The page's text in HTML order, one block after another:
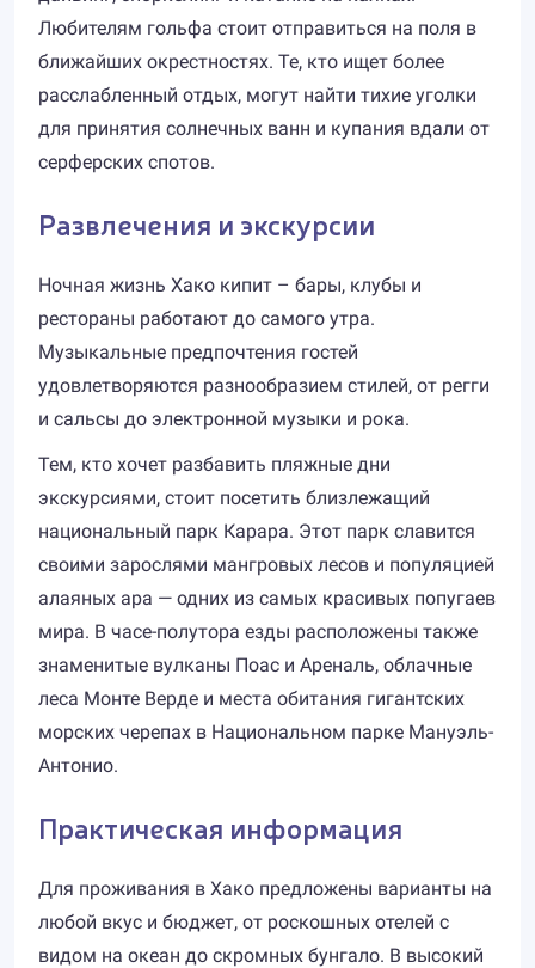
Любителям гольфа стоит отправиться на поля в
ближайших окрестностях. Те, кто ищет более
расслабленный отдых, могут найти тихие уголки
для принятия солнечных ванн и купания вдали от
серферских спотов.
Развлечения и экскурсии
Ночная жизнь Хако кипит – бары, клубы и
рестораны работают до самого утра.
Музыкальные предпочтения гостей
удовлетворяются разнообразием стилей, от регги
и сальсы до электронной музыки и рока.
Тем, кто хочет разбавить пляжные дни
экскурсиями, стоит посетить близлежащий
национальный парк Карара. Этот парк славится
своими зарослями мангровых лесов и популяцией
алаяных ара — одних из самых красивых попугаев
мира. В часе-полутора езды расположены также
знаменитые вулканы Поас и Ареналь, облачные
леса Монте Верде и места обитания гигантских
морских черепах в Национальном парке Мануэль-
Антонио.
Практическая информация
Для проживания в Хако предложены варианты на
любой вкус и бюджет, от роскошных отелей с
видом на океан до скромных бунгало. В высокий